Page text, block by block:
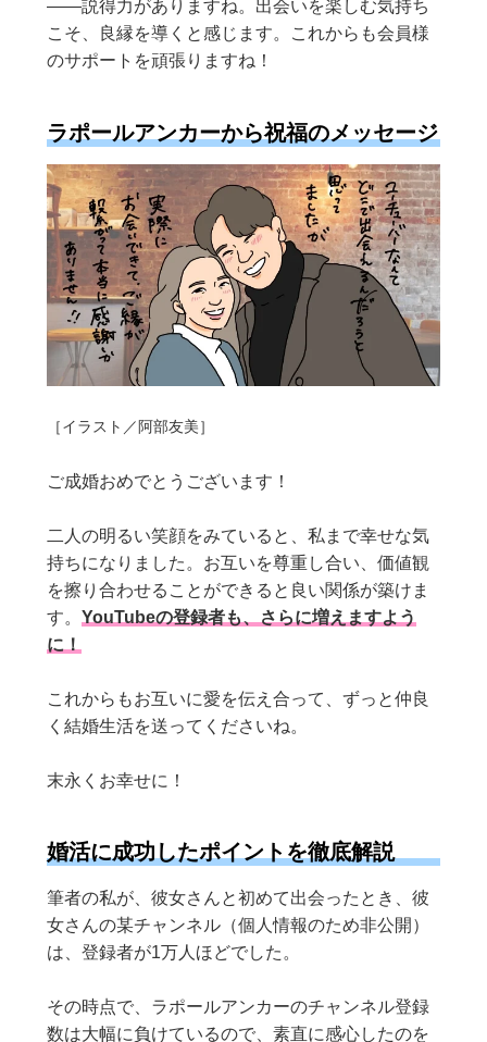
——説得力がありますね。出会いを楽しむ気持ち
こそ、良縁を導くと感じます。これからも会員様
のサポートを頑張りますね！
ラポールアンカーから祝福のメッセージ
［イラスト／阿部友美］
ご成婚おめでとうございます！
二人の明るい笑顔をみていると、私まで幸せな気
持ちになりました。お互いを尊重し合い、価値観
を擦り合わせることができると良い関係が築けま
す。YouTubeの登録者も、さらに増えますよう
に！
これからもお互いに愛を伝え合って、ずっと仲良
く結婚生活を送ってくださいね。
末永くお幸せに！
婚活に成功したポイントを徹底解説
筆者の私が、彼女さんと初めて出会ったとき、彼
女さんの某チャンネル（個人情報のため非公開）
は、登録者が1万人ほどでした。
その時点で、ラポールアンカーのチャンネル登録
数は大幅に負けているので、素直に感心したのを